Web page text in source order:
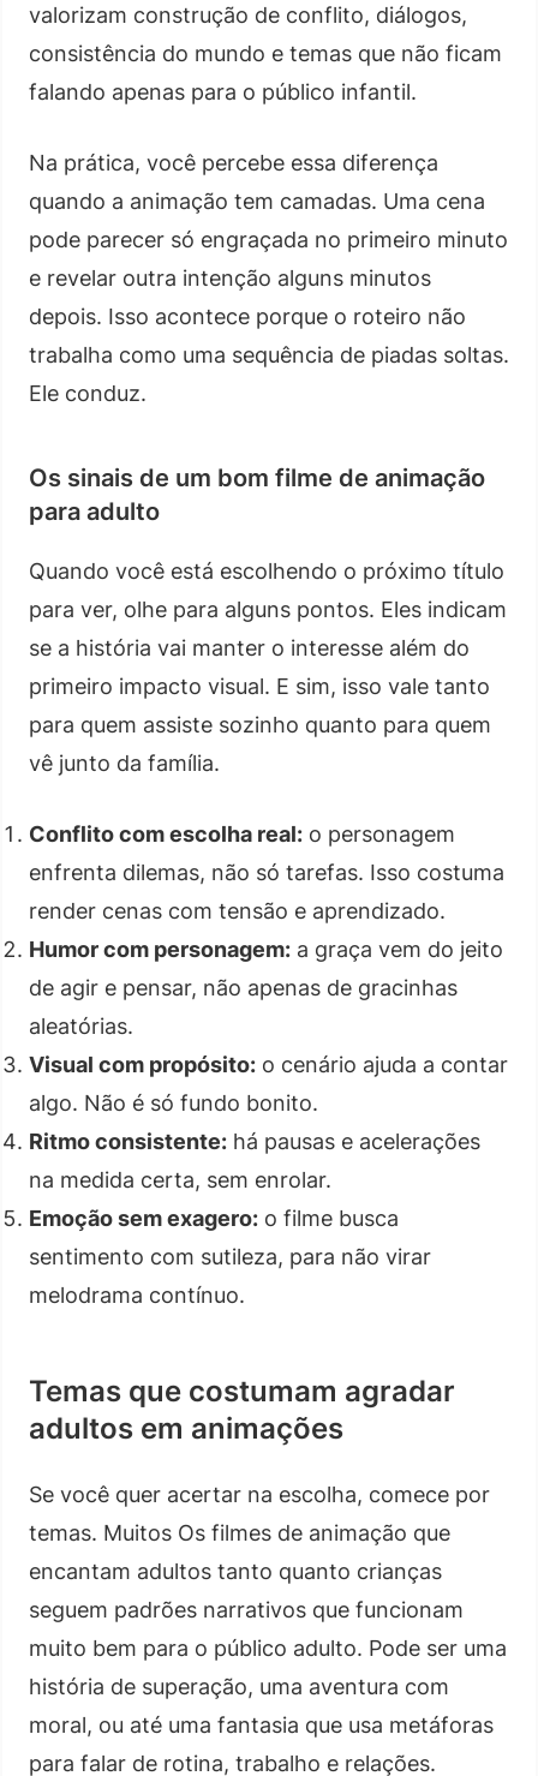
valorizam construção de conflito, diálogos,
consistência do mundo e temas que não ficam
falando apenas para o público infantil.
Na prática, você percebe essa diferença
quando a animação tem camadas. Uma cena
pode parecer só engraçada no primeiro minuto
e revelar outra intenção alguns minutos
depois. Isso acontece porque o roteiro não
trabalha como uma sequência de piadas soltas.
Ele conduz.
Os sinais de um bom filme de animação
para adulto
Quando você está escolhendo o próximo título
para ver, olhe para alguns pontos. Eles indicam
se a história vai manter o interesse além do
primeiro impacto visual. E sim, isso vale tanto
para quem assiste sozinho quanto para quem
vê junto da família.
Conflito com escolha real: o personagem
enfrenta dilemas, não só tarefas. Isso costuma
render cenas com tensão e aprendizado.
Humor com personagem: a graça vem do jeito
de agir e pensar, não apenas de gracinhas
aleatórias.
Visual com propósito: o cenário ajuda a contar
algo. Não é só fundo bonito.
Ritmo consistente: há pausas e acelerações
na medida certa, sem enrolar.
Emoção sem exagero: o filme busca
sentimento com sutileza, para não virar
melodrama contínuo.
Temas que costumam agradar
adultos em animações
Se você quer acertar na escolha, comece por
temas. Muitos Os filmes de animação que
encantam adultos tanto quanto crianças
seguem padrões narrativos que funcionam
muito bem para o público adulto. Pode ser uma
história de superação, uma aventura com
moral, ou até uma fantasia que usa metáforas
para falar de rotina, trabalho e relações.